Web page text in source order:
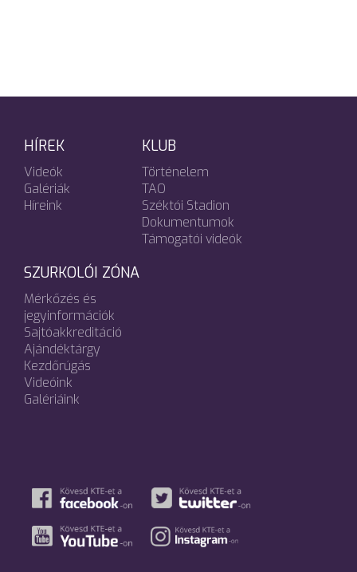
HÍREK
Videók
Galériák
Híreink
KLUB
Történelem
TAO
Széktói Stadion
Dokumentumok
Támogatói videók
SZURKOLÓI ZÓNA
Mérkőzés és
jegyinformációk
Sajtóakkreditáció
Ajándéktárgy
Kezdőrúgás
Videóink
Galériáink